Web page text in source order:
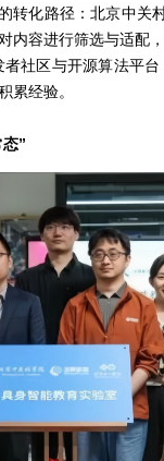
转化路径：北京中
内容进行筛选与适配
社区与开源算法平
累经验。
”